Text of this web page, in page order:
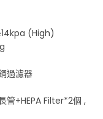
(High)
過濾器
管+HEPA Filter*2個 ,